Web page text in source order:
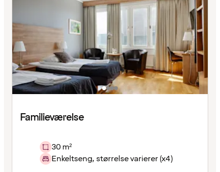
Familieværelse
30 m²
Enkeltseng, størrelse varierer (x4)